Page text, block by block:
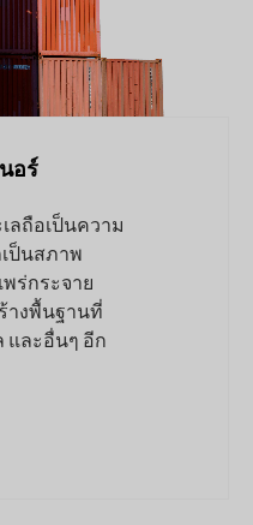
อร์
ลถือเป็นความ
ป็นสภาพ
ร่กระจาย
างพื้นฐานที่
และอื่นๆ อีก